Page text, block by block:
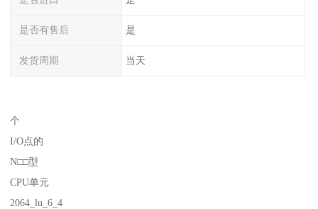
是否有售后 是
发货周期 当天
个
I/O点的
N□□型
CPU单元
2064_lu_6_4